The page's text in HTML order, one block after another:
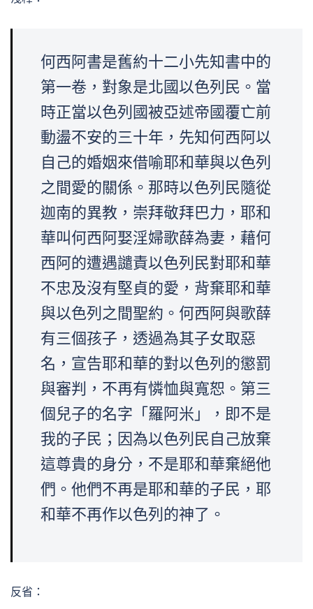
何西阿書是舊約十二小先知書中的
第一卷，對象是北國以色列民。當
時正當以色列國被亞述帝國覆亡前
動盪不安的三十年，先知何西阿以
自己的婚姻來借喻耶和華與以色列
之間愛的關係。那時以色列民隨從
迦南的異教，崇拜敬拜巴力，耶和
華叫何西阿娶淫婦歌薛為妻，藉何
西阿的遭遇譴責以色列民對耶和華
不忠及沒有堅貞的愛，背棄耶和華
與以色列之間聖約。何西阿與歌薛
有三個孩子，透過為其子女取惡
名，宣告耶和華的對以色列的懲罰
與審判，不再有憐恤與寬恕。第三
個兒子的名字「羅阿米」，即不是
我的子民；因為以色列民自己放棄
這尊貴的身分，不是耶和華棄絕他
們。他們不再是耶和華的子民，耶
和華不再作以色列的神了。
反省：